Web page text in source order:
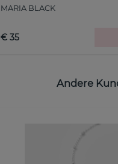
MARIA BLACK
€ 35
Andere